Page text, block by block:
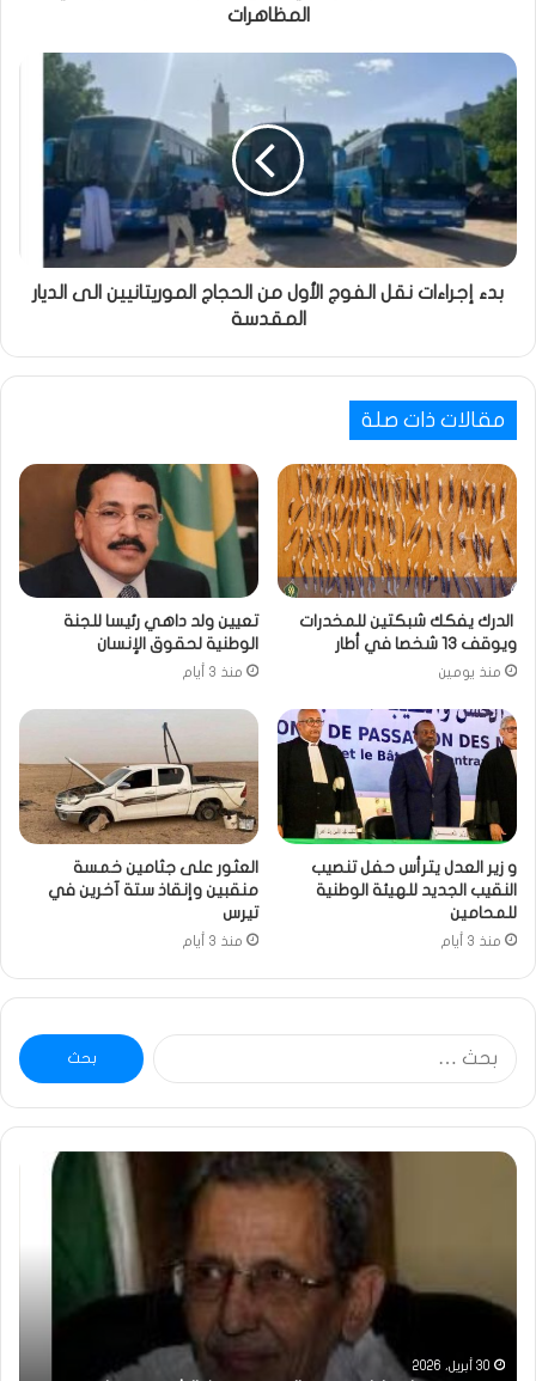
المظاهرات
بدء إجراءات نقل الفوج الأول من الحجاج الموريتانيين الى الديار
المقدسة
مقالات ذات صلة
الدرك يفكك شبكتين للمخدرات
ويوقف 13 شخصا في أطار
منذ يومين
تعيين ولد داهي رئيسا للجنة
الوطنية لحقوق الإنسان
منذ 3 أيام
و زير العدل يترأس حفل تنصيب
النقيب الجديد للهيئة الوطنية
للمحامين
منذ 3 أيام
العثور على جثامين خمسة
منقبين وإنقاذ ستة آخرين في
تيرس
منذ 3 أيام
البحث
عن:
خاطرة